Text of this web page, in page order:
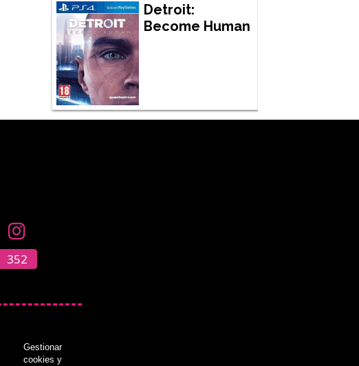
Detroit:
Become Human
352
Gestionar
cookies y